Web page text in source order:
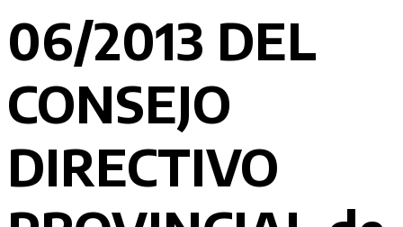
06/2013 DEL
CONSEJO
DIRECTIVO